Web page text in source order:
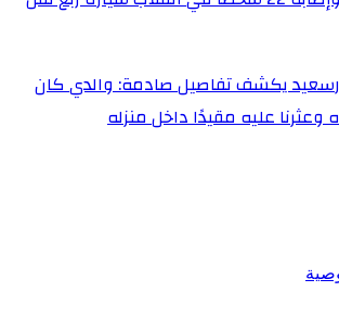
يكشف تفاصيل صادمة: والدي كان
عليه مقيدًا داخل منزله